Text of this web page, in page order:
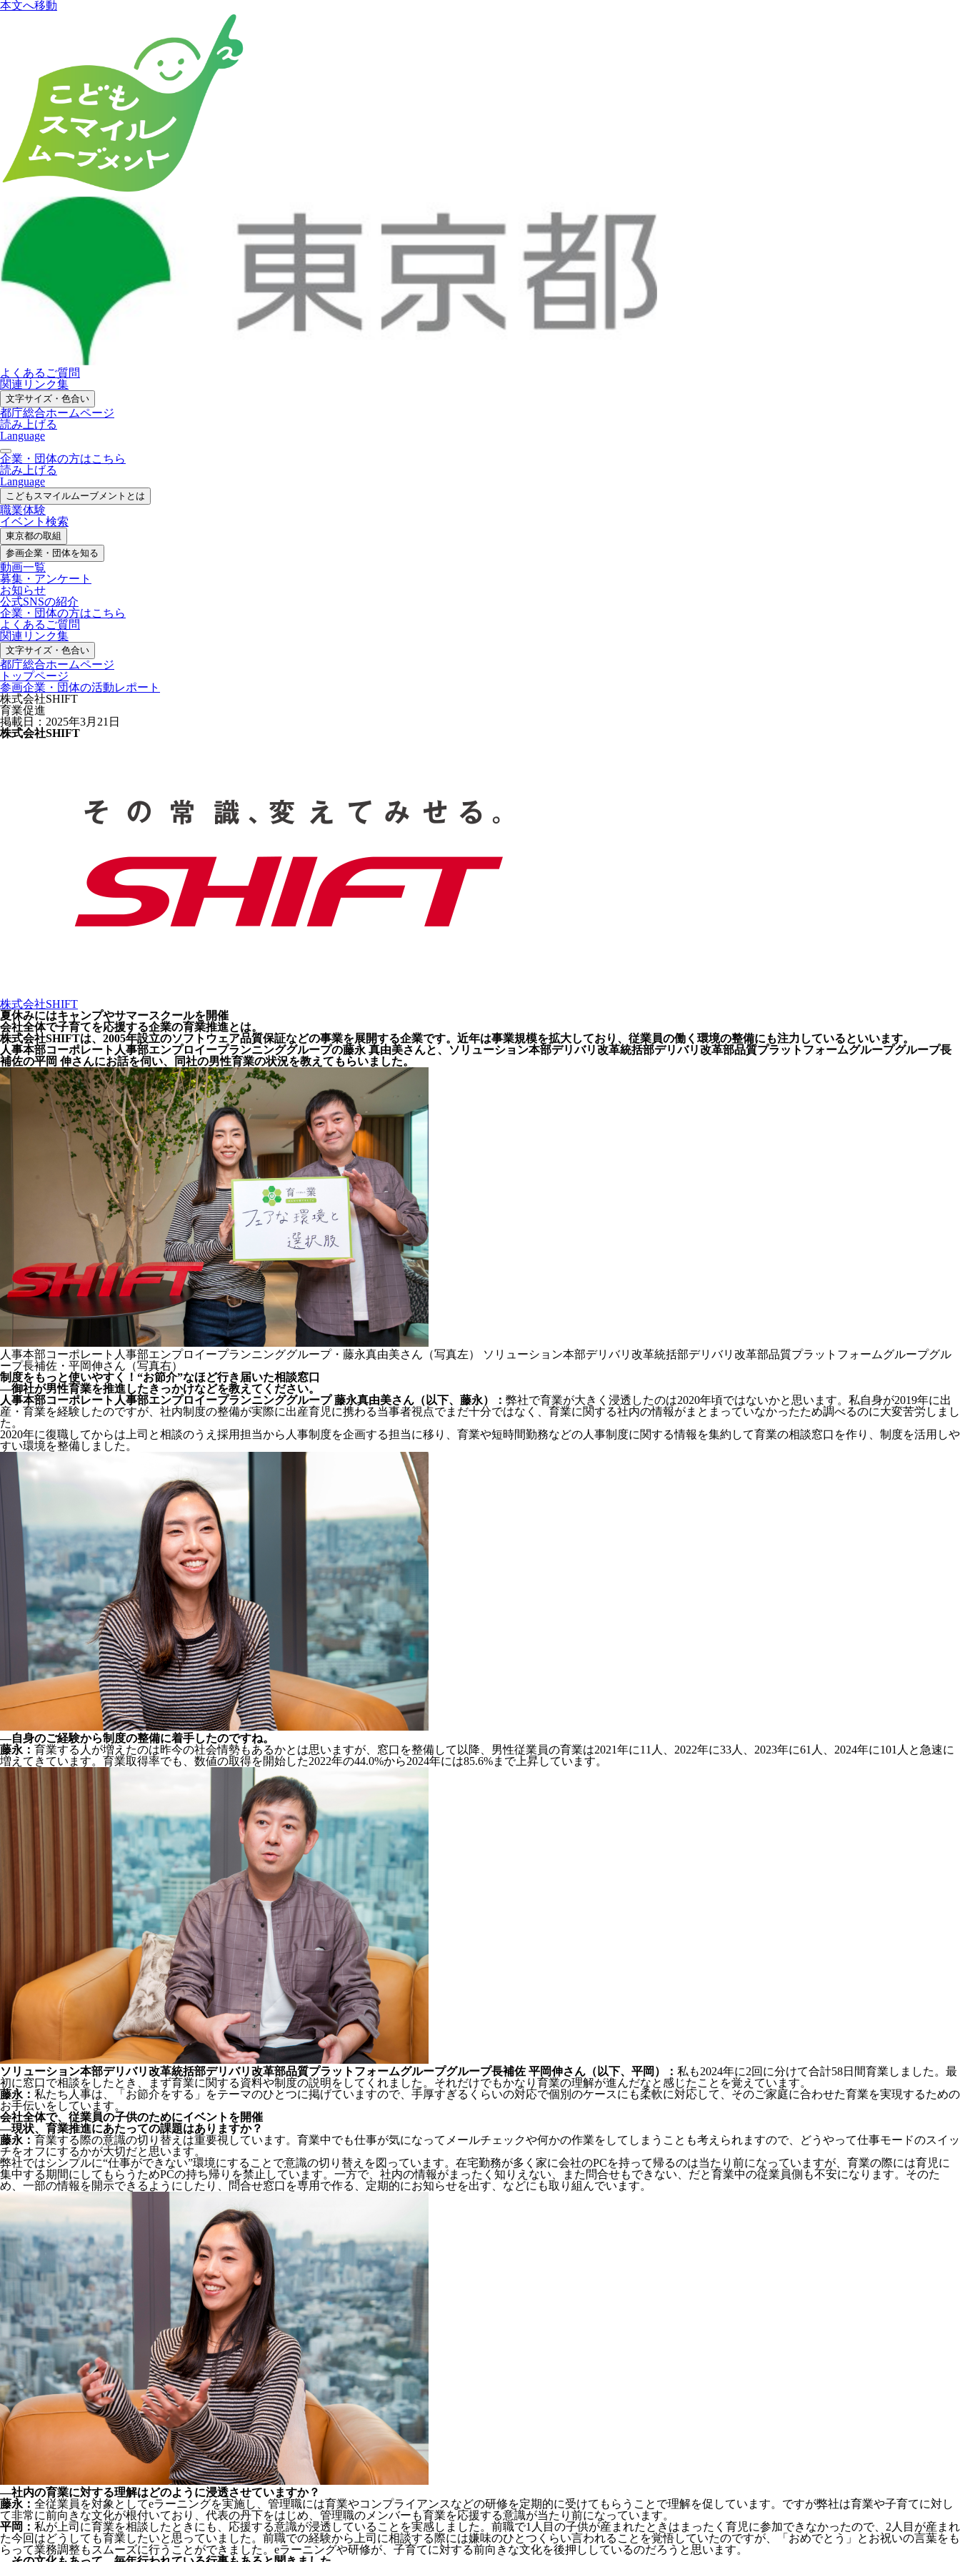
本文へ移動
よくあるご質問
関連リンク集
文字サイズ・色合い
都庁総合ホームページ
読み上げる
Language
企業・団体の方はこちら
読み上げる
Language
こどもスマイルムーブメントとは
職業体験
イベント検索
東京都の取組
参画企業・ 団体を知る
動画一覧
募集・ アンケート
お知らせ
公式SNSの紹介
企業・団体の方はこちら
よくあるご質問
関連リンク集
文字サイズ・色合い
都庁総合ホームページ
トップページ
参画企業・団体の活動レポート
株式会社SHIFT
育業促進
掲載日：2025年3月21日
株式会社SHIFT
株式会社SHIFT
夏休みにはキャンプやサマースクールを開催
会社全体で子育てを応援する企業の育業推進とは。
株式会社SHIFTは、2005年設立のソフトウェア品質保証などの事業を展開する企業です。近年は事業規模を拡大しており、従業員の働く環境の整備にも注力しているといいます。
人事本部コーポレート人事部エンプロイープランニンググループの藤永 真由美さんと、ソリューション本部デリバリ改革統括部デリバリ改革部品質プラットフォームグループグループ長
補佐の平岡 伸さんにお話を伺い、同社の男性育業の状況を教えてもらいました。
人事本部コーポレート人事部エンプロイープランニンググループ・藤永真由美さん（写真左） ソリューション本部デリバリ改革統括部デリバリ改革部品質プラットフォームグループグル
ープ長補佐・平岡伸さん（写真右）
制度をもっと使いやすく！“お節介”なほど行き届いた相談窓口
―御社が男性育業を推進したきっかけなどを教えてください。
人事本部コーポレート人事部エンプロイープランニンググループ 藤永真由美さん（以下、藤永）： 弊社で育業が大きく浸透したのは2020年頃ではないかと思います。私自身が2019年に出
産・育業を経験したのですが、社内制度の整備が実際に出産育児に携わる当事者視点でまだ十分ではなく、育業に関する社内の情報がまとまっていなかったため調べるのに大変苦労しまし
た。
2020年に復職してからは上司と相談のうえ採用担当から人事制度を企画する担当に移り、育業や短時間勤務などの人事制度に関する情報を集約して育業の相談窓口を作り、制度を活用しや
すい環境を整備しました。
―自身のご経験から制度の整備に着手したのですね。
藤永： 育業する人が増えたのは昨今の社会情勢もあるかとは思いますが、窓口を整備して以降、男性従業員の育業は2021年に11人、2022年に33人、2023年に61人、2024年に101人と急速に
増えてきています。育業取得率でも、数値の取得を開始した2022年の44.0%から2024年には85.6%まで上昇しています。
ソリューション本部デリバリ改革統括部デリバリ改革部品質プラットフォームグループグループ長補佐 平岡伸さん（以下、平岡）： 私も2024年に2回に分けて合計58日間育業しました。最
初に窓口で相談をしたとき、まず育業に関する資料や制度の説明をしてくれました。それだけでもかなり育業の理解が進んだなと感じたことを覚えています。
藤永： 私たち人事は、「お節介をする」をテーマのひとつに掲げていますので、手厚すぎるくらいの対応で個別のケースにも柔軟に対応して、そのご家庭に合わせた育業を実現するための
お手伝いをしています。
会社全体で、従業員の子供のためにイベントを開催
―現状、育業推進にあたっての課題はありますか？
藤永： 育業する際の意識の切り替えは重要視しています。育業中でも仕事が気になってメールチェックや何かの作業をしてしまうことも考えられますので、どうやって仕事モードのスイッ
チをオフにするかが大切だと思います。
弊社ではシンプルに“仕事ができない”環境にすることで意識の切り替えを図っています。在宅勤務が多く家に会社のPCを持って帰るのは当たり前になっていますが、育業の際には育児に
集中する期間にしてもらうためPCの持ち帰りを禁止しています。一方で、社内の情報がまったく知りえない、また問合せもできない、だと育業中の従業員側も不安になります。そのた
め、一部の情報を開示できるようにしたり、問合せ窓口を専用で作る、定期的にお知らせを出す、などにも取り組んでいます。
―社内の育業に対する理解はどのように浸透させていますか？
藤永： 全従業員を対象としてeラーニングを実施し、管理職には育業やコンプライアンスなどの研修を定期的に受けてもらうことで理解を促しています。ですが弊社は育業や子育てに対し
て非常に前向きな文化が根付いており、代表の丹下をはじめ、管理職のメンバーも育業を応援する意識が当たり前になっています。
平岡： 私が上司に育業を相談したときにも、応援する意識が浸透していることを実感しました。前職で1人目の子供が産まれたときはまったく育児に参加できなかったので、2人目が産まれ
た今回はどうしても育業したいと思っていました。前職での経験から上司に相談する際には嫌味のひとつくらい言われることを覚悟していたのですが、「おめでとう」とお祝いの言葉をも
らって業務調整もスムーズに行うことができました。eラーニングや研修が、子育てに対する前向きな文化を後押ししているのだろうと思います。